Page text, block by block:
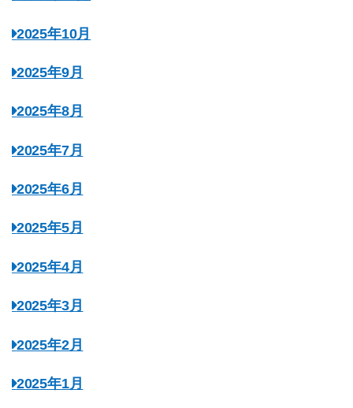
2025年10月
2025年9月
2025年8月
2025年7月
2025年6月
2025年5月
2025年4月
2025年3月
2025年2月
2025年1月